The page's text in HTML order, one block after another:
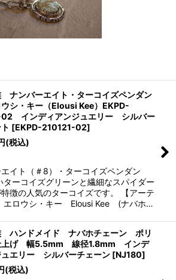
ナンバーエイト・ターコイズペンダン
シ・キー（Elousi Kee）EKPD-
インディアンジュエリー シルバー
[EKPD-210121-02]
(税込)
イト（＃8）・ターコイズペンダン
ターコイズグリーンと繊細なスパイダー
徴の人気のターコイズです。 【アーテ
エロウシ・キー Elousi Kee (ナバホ…
ハンドメイド ナバホチェーン ポリ
上げ 幅5.5mm 線径1.8mm インデ
ュエリー シルバーチェーン [NJ180]
(税込)